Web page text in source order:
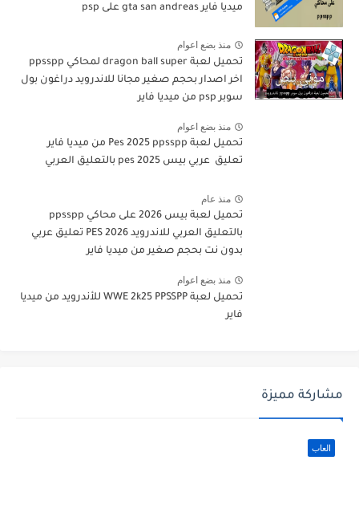
ميديا فاير gta san andreas على psp
منذ بضع اعوام
تحميل لعبة dragon ball super لمحاكي ppsspp
اخر اصدار بحجم صغير مجانا للاندرويد دراغون بول
سوبر psp من ميديا فاير
منذ بضع اعوام
تحميل لعبة Pes 2025 ppsspp من ميديا فاير
تعليق عربي بيس pes 2025 بالتعليق العربي
منذ عام
تحميل لعبة بيس 2026 على محاكي ppsspp
بالتعليق العربي للاندرويد PES 2026 تعليق عربي
بدون نت بحجم صغير من ميديا فاير
منذ بضع اعوام
تحميل لعبة WWE 2k25 PPSSPP للأندرويد من ميديا
فاير
مشاركة مميزة
العاب